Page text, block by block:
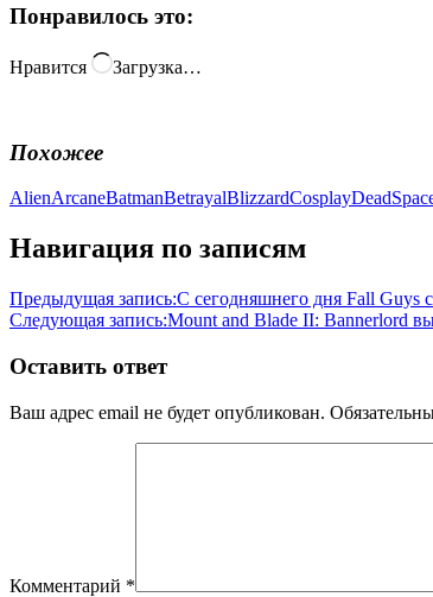
Понравилось это:
Нравится Загрузка…
Похожее
AlienArcaneBatmanBetrayalBlizzardCosplay
Навигация по записям
Предыдущая запись:С сегодняшнего дня Fall Guys
Следующая запись:Mount and Blade II: Bannerlord
Оставить ответ
Ваш адрес email не будет опубликован.
Комментарий *